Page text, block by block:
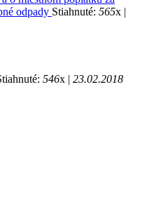
odpady Stiahnuté: 565x |
546x | 23.02.2018